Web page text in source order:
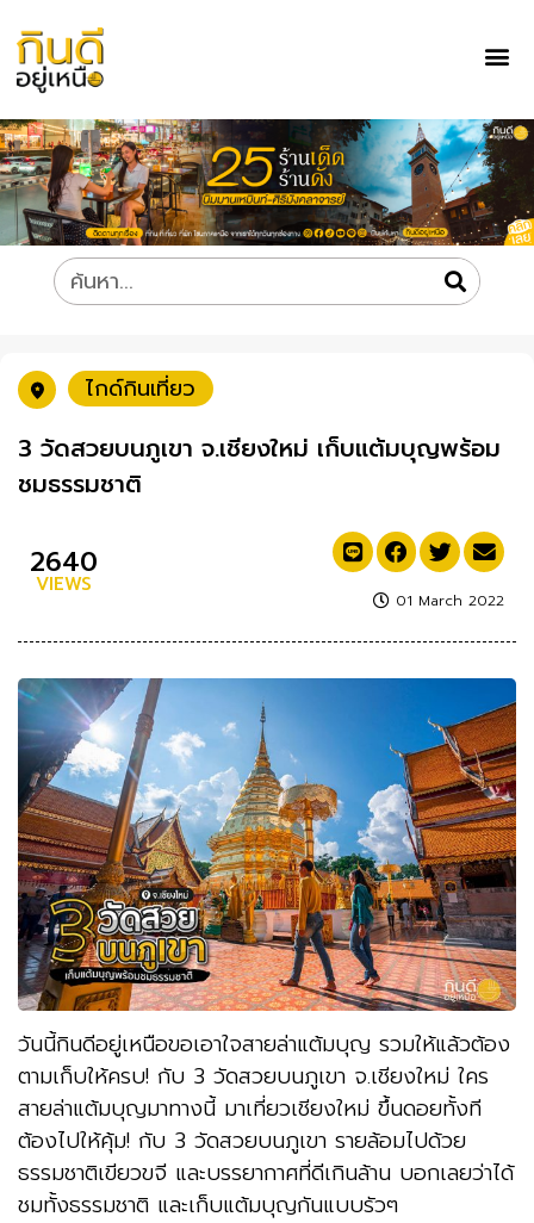
ไกด์กินเที่ยว
3 วัดสวยบนภูเขา จ.เชียงใหม่ เก็บแต้มบุญพร้อม
ชมธรรมชาติ
2640
VIEWS
01 March 2022
วันนี้กินดีอยู่เหนือขอเอาใจสายล่าแต้มบุญ รวมให้แล้วต้อง
ตามเก็บให้ครบ! กับ 3 วัดสวยบนภูเขา จ.เชียงใหม่ ใคร
สายล่าแต้มบุญมาทางนี้ มาเที่ยวเชียงใหม่ ขึ้นดอยทั้งที
ต้องไปให้คุ้ม! กับ 3 วัดสวยบนภูเขา รายล้อมไปด้วย
ธรรมชาติเขียวขจี และบรรยากาศที่ดีเกินล้าน บอกเลยว่าได้
ชมทั้งธรรมชาติ และเก็บแต้มบุญกันแบบรัวๆ